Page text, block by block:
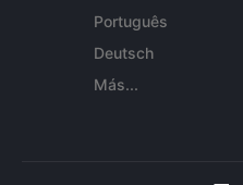
Português
Deutsch
Más...